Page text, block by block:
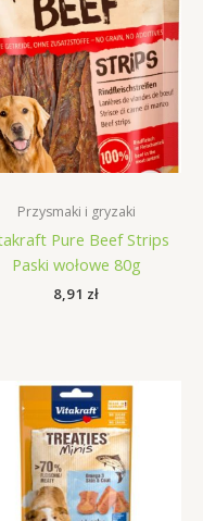
Przysmaki i gryzaki
Pure Beef Strips
Paski wołowe 80g
8,91 zł